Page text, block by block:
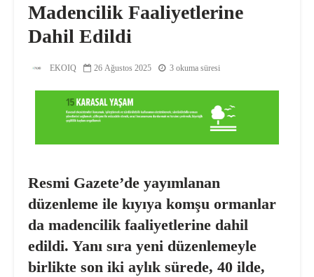
Madencilik Faaliyetlerine
Dahil Edildi
EKOIQ 26 Ağustos 2025 3 okuma süresi
Resmi Gazete’de yayımlanan
düzenleme ile kıyıya komşu ormanlar
da madencilik faaliyetlerine dahil
edildi. Yanı sıra yeni düzenlemeyle
birlikte son iki aylık sürede, 40 ilde,